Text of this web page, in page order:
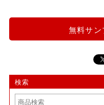
無料サン
検索